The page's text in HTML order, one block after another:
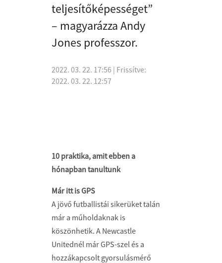
teljesítőképességet”
– magyarázza Andy
Jones professzor.
2022. 03. 22. 17:56 | Frissítve:
2022. 03. 22. 12:57
10 praktika, amit ebben a
hónapban tanultunk
Már itt is GPS
A jövő futballistái sikerüket talán
már a műholdaknak is
köszönhetik. A Newcastle
Unitednél már GPS-szel és a
hozzákapcsolt gyorsulásmérő